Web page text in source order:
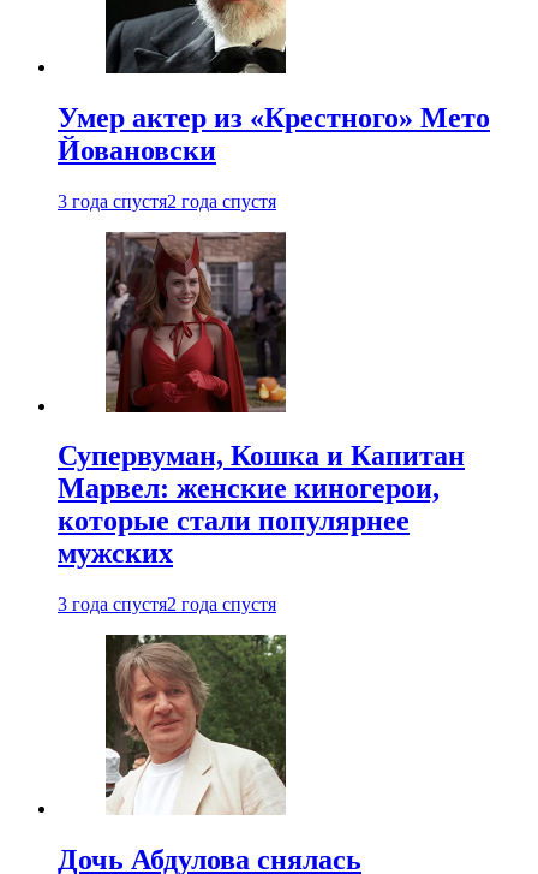
Умер актер из «Крестного» Мето
Йовановски
3 года спустя2 года спустя
Супервуман, Кошка и Капитан
Марвел: женские киногерои,
которые стали популярнее
мужских
3 года спустя2 года спустя
Дочь Абдулова снялась